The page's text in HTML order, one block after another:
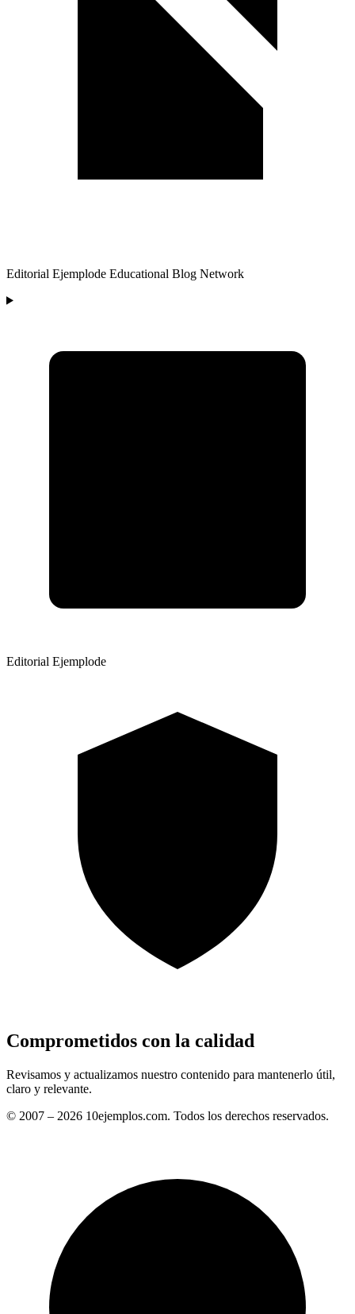
Editorial Ejemplode Educational Blog Network
Editorial Ejemplode
Comprometidos con la calidad
Revisamos y actualizamos nuestro contenido para mantenerlo útil,
claro y relevante.
© 2007 – 2026 10ejemplos.com. Todos los derechos reservados.